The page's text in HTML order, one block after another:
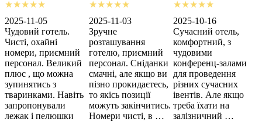
2025-11-05
Чудовий готель.
Чисті, охайні
номери, приємний
персонал. Великий
плюс , що можна
зупинятись з
тваринками. Навіть
запропонували
лежак і пелюшки
2025-11-03
Зручне
розташування
готелю, приємний
персонал. Сніданки
смачні, але якщо ви
пізно прокидаєтесь,
то якісь позиції
можуть закінчитись.
Номери чисті, в …
2025-10-16
Сучасний отель,
комфортний, з
чудовими
конференц-залами
для проведення
різних сучасних
івентів. Але якщо
треба їхати на
залізничний …